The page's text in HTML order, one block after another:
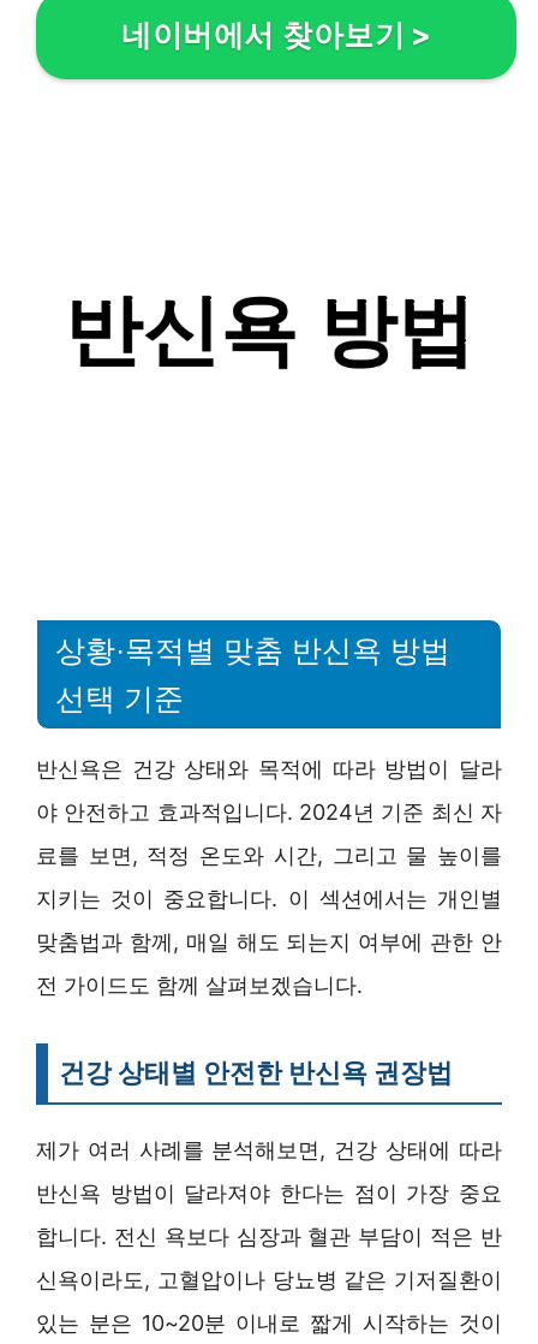
네이버에서 찾아보기 >
상황·목적별 맞춤 반신욕 방법
선택 기준
반신욕은 건강 상태와 목적에 따라 방법이 달라
야 안전하고 효과적입니다. 2024년 기준 최신 자
료를 보면, 적정 온도와 시간, 그리고 물 높이를
지키는 것이 중요합니다. 이 섹션에서는 개인별
맞춤법과 함께, 매일 해도 되는지 여부에 관한 안
전 가이드도 함께 살펴보겠습니다.
건강 상태별 안전한 반신욕 권장법
제가 여러 사례를 분석해보면, 건강 상태에 따라
반신욕 방법이 달라져야 한다는 점이 가장 중요
합니다. 전신 욕보다 심장과 혈관 부담이 적은 반
신욕이라도, 고혈압이나 당뇨병 같은 기저질환이
있는 분은 10~20분 이내로 짧게 시작하는 것이